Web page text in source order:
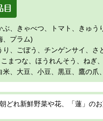
ぶ、きゃべつ、トマト、きゅう
、プラム)
り、ごぼう、チンゲンサイ、さ
まつな、ほうれんそう、ねぎ
、大豆、小豆、黒豆、鷹の爪
朝どれ新鮮野菜や花、「蓮」の